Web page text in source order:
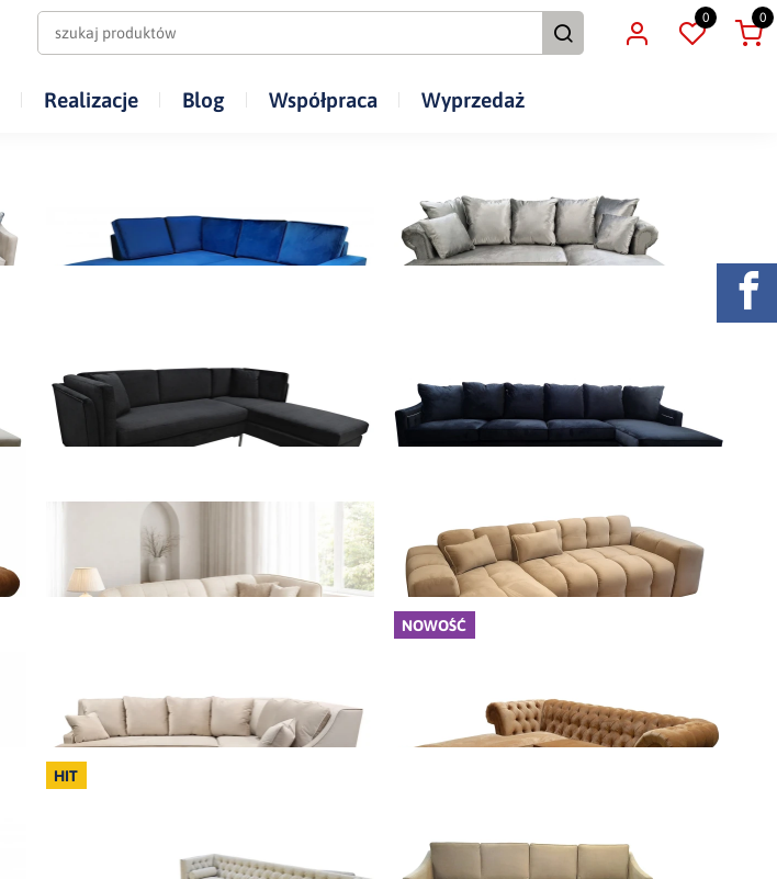
0 0
Realizacje Blog Współpraca Wyprzedaż
Dodaj do koszyka
5 400,00 zł
Dodaj do koszyka
5 400,00 zł
Dodaj do koszyka
Dodaj do koszyka
NOWOŚĆ
Dodaj do koszyka
HIT
Dodaj do koszyka Dodaj do koszyka